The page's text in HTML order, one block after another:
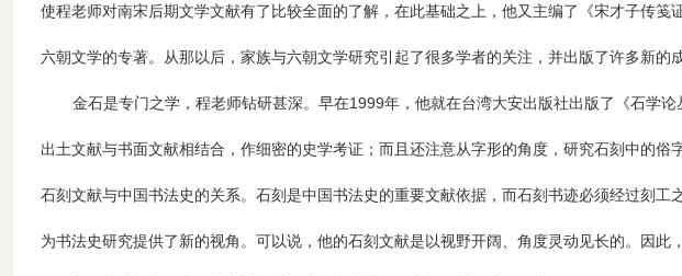
使程老师对南宋后期文学文献有了比较全面的了解，在此基础之上，他又主编了《宋才子传
六朝文学的专著。从那以后，家族与六朝文学研究引起了很多学者的关注，并出版了许多新的成
金石是专门之学，程老师钻研甚深。早在1999年，他就在台湾大安出版社出版了《石学
出土文献与书面文献相结合，作细密的史学考证；而且还注意从字形的角度，研究石刻中的
石刻文献与中国书法史的关系。石刻是中国书法史的重要文献依据，而石刻书迹必须经过刻
为书法史研究提供了新的视角。可以说，他的石刻文献是以视野开阔、角度灵动见长的。因